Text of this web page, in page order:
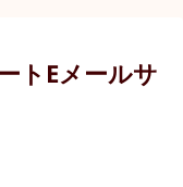
トEメールサ